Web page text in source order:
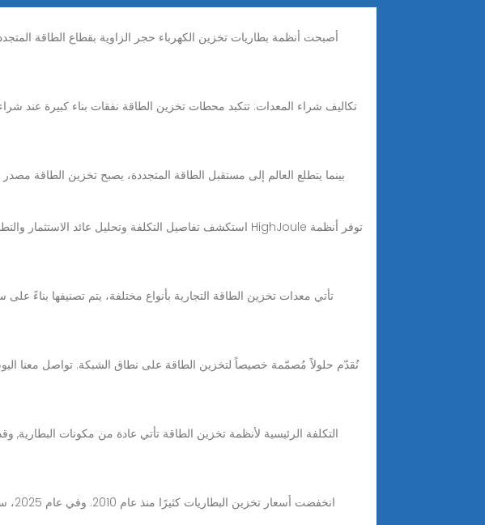
بينما يتطلع العالم إلى مستقبل الطاقة المتجددة، يصبح تخزين الطاقة
تأتي معدات تخزين الطاقة التجارية بأنواع مختلفة، يتم تصنيفها بناءً